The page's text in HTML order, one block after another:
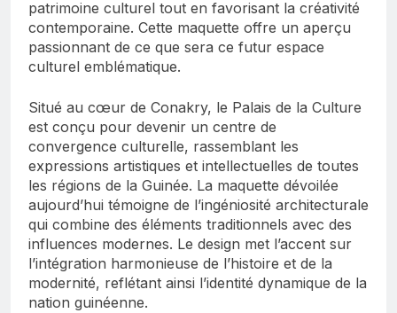
patrimoine culturel tout en favorisant la créativité
contemporaine. Cette maquette offre un aperçu
passionnant de ce que sera ce futur espace
culturel emblématique.
Situé au cœur de Conakry, le Palais de la Culture
est conçu pour devenir un centre de
convergence culturelle, rassemblant les
expressions artistiques et intellectuelles de toutes
les régions de la Guinée. La maquette dévoilée
aujourd’hui témoigne de l’ingéniosité architecturale
qui combine des éléments traditionnels avec des
influences modernes. Le design met l’accent sur
l’intégration harmonieuse de l’histoire et de la
modernité, reflétant ainsi l’identité dynamique de la
nation guinéenne.